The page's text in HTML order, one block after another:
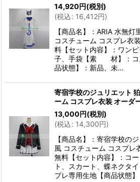
14,920円(税別)
(税込: 16,412円)
【商品名】：ARIA 水無
コスチューム コスプレ衣
料【セット内容】：ワン
子、手袋【素 材】：コ
品状態】：新品、未…
寄宿学校のジュリエット
ーム コスプレ衣装 オーダ
13,000円(税別)
(税込: 14,300円)
【商品名】：寄宿学校の
風 コスチューム コスプレ
無料【セット内容】：コ
ト、スカート、蝶ネク
プレ専用生地【商品状態